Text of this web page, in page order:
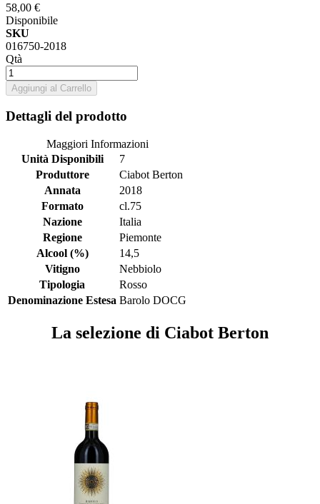
58,00 €
Disponibile
SKU
016750-2018
Qtà
Aggiungi al Carrello
Dettagli del prodotto
Maggiori Informazioni
Unità Disponibili
7
Produttore
Ciabot Berton
Annata
2018
Formato
cl.75
Nazione
Italia
Regione
Piemonte
Alcool (%)
14,5
Vitigno
Nebbiolo
Tipologia
Rosso
Denominazione Estesa Barolo DOCG
La selezione di Ciabot Berton